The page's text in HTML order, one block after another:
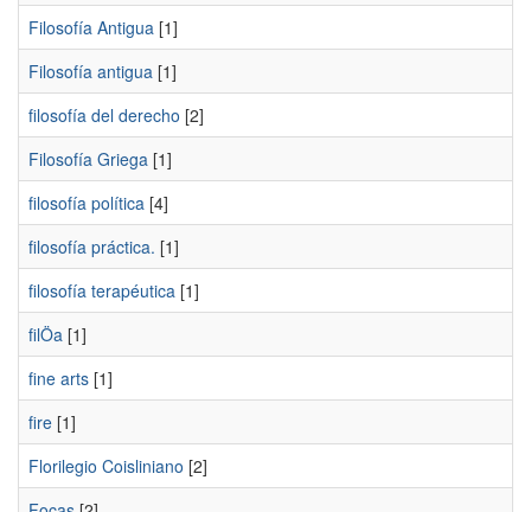
Filosofía Antigua [1]
Filosofía antigua [1]
filosofía del derecho [2]
Filosofía Griega [1]
filosofía política [4]
filosofía práctica. [1]
filosofía terapéutica [1]
filÖa [1]
fine arts [1]
fire [1]
Florilegio Coisliniano [2]